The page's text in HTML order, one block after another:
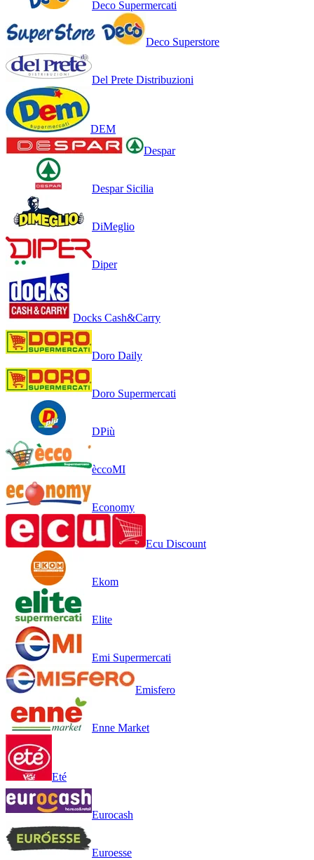
Deco Supermercati
Deco Superstore
Del Prete Distribuzioni
DEM
Despar
Despar Sicilia
DiMeglio
Diper
Docks Cash&Carry
Doro Daily
Doro Supermercati
DPiù
èccoMI
Economy
Ecu Discount
Ekom
Elite
Emi Supermercati
Emisfero
Enne Market
Eté
Eurocash
Euroesse